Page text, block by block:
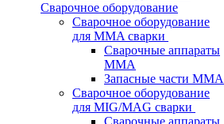
Сварочное оборудование
Сварочное оборудование
для MMA сварки
Сварочные аппараты
MMA
Запасные части MMA
Сварочное оборудование
для MIG/MAG сварки
Сварочные аппараты